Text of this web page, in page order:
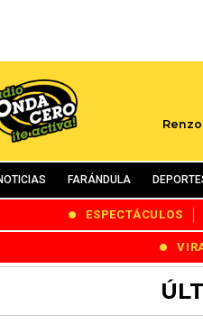
FARÁNDULA
ESPECTÁCULOS